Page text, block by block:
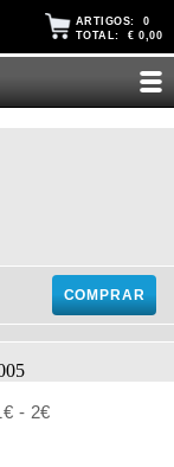
ARTIGOS: 0
TOTAL: € 0,00
COMPRAR
- 2€